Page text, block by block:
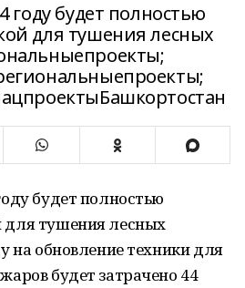
году будет полностью
для тушения лесных
будет полностью
для тушения лесных
на обновление техники для
будет затрачено 44